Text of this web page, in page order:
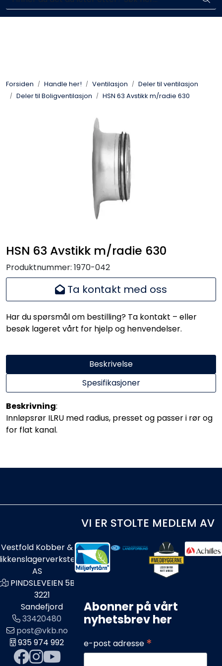
Skip to main contentEnkelt kjøp, hentes i butikk (Sandefjord)
Forsiden Handle her! Ventilasjon
Deler til ventilasjon
Deler til Boligventilasjon
HSN 63 Avstikk m/radie 630
HSN 63 Avstikk m/radie 630
Produktnummer: 1970-042
Ta kontakt med oss
Har du spørsmål om bestilling? Ta kontakt – eller
besøk lageret vårt for hjelp og henvendelser.
Beskrivelse
Spesifikasjoner
Beskrivning:
Innløpsrør ILRU med radius, presset og passer i rør og
for flat kanal.
VI ER STOLTE MEDLEM AV
Vestfold Kobber &
AS
PINDSLEVEIEN 5B
3221
Sandefjord
33420480
post@vkb.no
935 974 992
Abonner på vårt
nyhetsbrev her
e-post adresse *
Taktekking